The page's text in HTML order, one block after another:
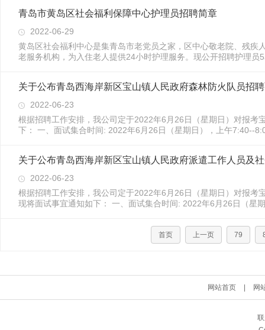
青岛市黄岛区社会福利保障中心护理员招聘简章
2022-06-29
黄岛区社会福利中心是集青岛市老党员之家，区中心敬老院、残
老服务机构，为入住老人提供24小时护理服务。现公开招聘护理员
关于公布青岛西海岸新区宝山镇人民政府森林防火队员招
2022-06-23
根据招聘工作安排，我公司定于2022年6月26日（星期日）对报
下： 一、面试集合时间: 2022年6月26日（星期日），上午7:40--
2022-06-23
根据招聘工作安排，我公司定于2022年6月26日（星期日）对报
现将面试事宜通知如下： 一、面试集合时间: 2022年6月26日（星
首页 上一页 79
网站首页 网